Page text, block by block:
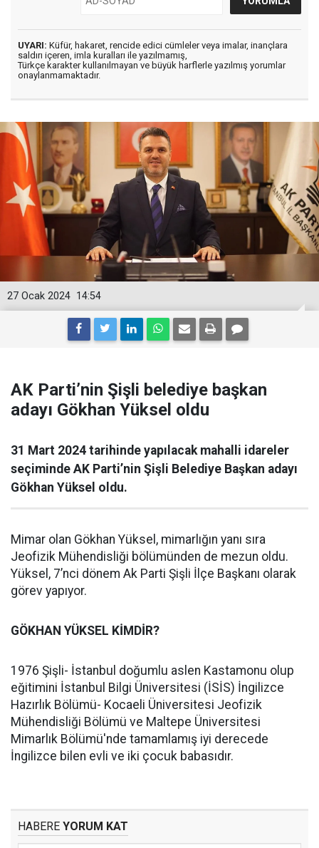
UYARI: Küfür, hakaret, rencide edici cümleler veya imalar, inançlara
saldırı içeren, imla kuralları ile yazılmamış,
Türkçe karakter kullanılmayan ve büyük harflerle yazılmış yorumlar
onaylanmamaktadır.
14:54
27 Ocak 2024
AK Parti’nin Şişli belediye başkan
adayı Gökhan Yüksel oldu
31 Mart 2024 tarihinde yapılacak mahalli idareler
seçiminde AK Parti’nin Şişli Belediye Başkan adayı
Gökhan Yüksel oldu.
Mimar olan Gökhan Yüksel, mimarlığın yanı sıra
Jeofizik Mühendisliği bölümünden de mezun oldu.
Yüksel, 7’nci dönem Ak Parti Şişli İlçe Başkanı olarak
görev yapıyor.
GÖKHAN YÜKSEL KİMDİR?
1976 Şişli- İstanbul doğumlu aslen Kastamonu olup
eğitimini İstanbul Bilgi Üniversitesi (İSİS) İngilizce
Hazırlık Bölümü- Kocaeli Üniversitesi Jeofizik
Mühendisliği Bölümü ve Maltepe Üniversitesi
Mimarlık Bölümü'nde tamamlamış iyi derecede
İngilizce bilen evli ve iki çocuk babasıdır.
HABERE YORUM KAT